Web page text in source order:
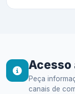
Acesso
Peça
canais de